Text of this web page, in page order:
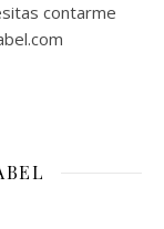
contarme